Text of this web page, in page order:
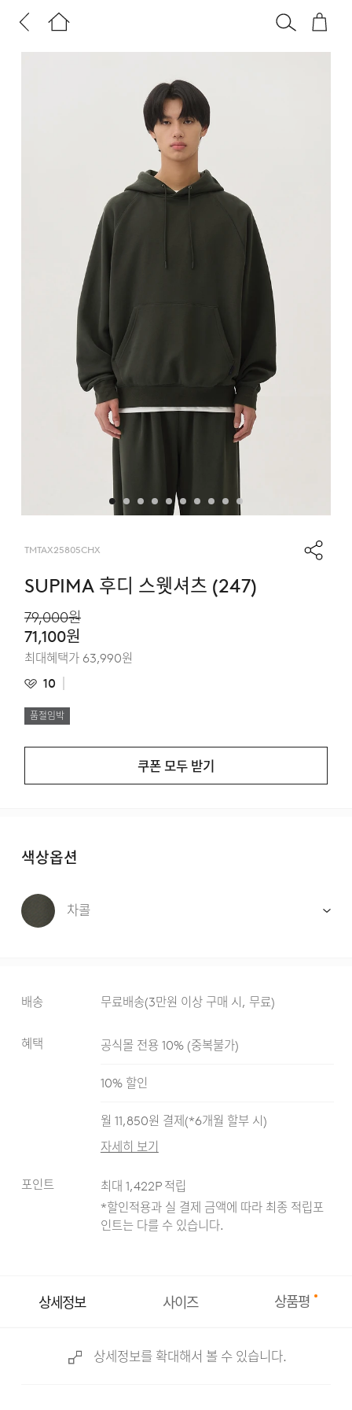
TMTAX25805CHX
SUPIMA 후디 스웻셔츠 (247)
71,100원
79,000원
최대혜택가 63,990원
10
품절임박
쿠폰 모두 받기
색상옵션
차콜
배송 무료배송(3만원 이상 구매 시, 무료)
혜택 공식몰 전용 10%(중복불가)
10% 할인
월 11,850원 결제(*6개월 할부 시)
자세히 보기
포인트 최대 1,422P 적립
*할인적용과 실 결제 금액에 따라 최종 적립포
인트는 다를 수 있습니다.
상세정보 사이즈 상품평
상세정보를 확대해서 볼 수 있습니다.